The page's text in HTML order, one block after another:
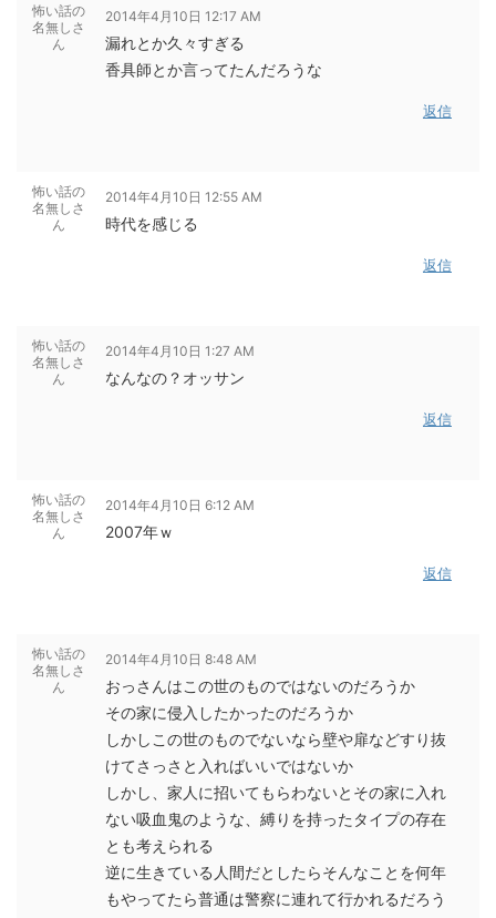
怖い話の
名無しさ
ん
2014年4月10日 12:17 AM
漏れとか久々すぎる
香具師とか言ってたんだろうな
返信
怖い話の
名無しさ
ん
2014年4月10日 12:55 AM
時代を感じる
返信
怖い話の
名無しさ
ん
2014年4月10日 1:27 AM
なんなの？オッサン
返信
怖い話の
名無しさ
ん
2014年4月10日 6:12 AM
2007年ｗ
返信
怖い話の
名無しさ
ん
2014年4月10日 8:48 AM
おっさんはこの世のものではないのだろうか
その家に侵入したかったのだろうか
しかしこの世のものでないなら壁や扉などすり抜
けてさっさと入ればいいではないか
しかし、家人に招いてもらわないとその家に入れ
ない吸血鬼のような、縛りを持ったタイプの存在
とも考えられる
逆に生きている人間だとしたらそんなことを何年
もやってたら普通は警察に連れて行かれるだろう